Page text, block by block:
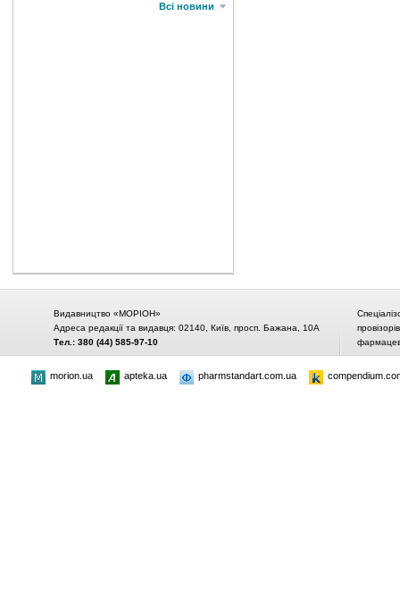
Всі новини
Видавництво «МОРІОН»
Адреса редакції та видавця: 02140, Київ, просп. Бажана, 10А
Тел.: 380 (44) 585-97-10
morion.ua apteka.ua pharmstandart.com.ua